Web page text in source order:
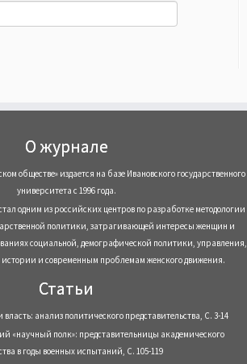
О журнале
обществе» издается на базе Ивановского государственного
университета с 1996 года.
одним из российских центров по разработке методологии
политики, затрагивающей интересы женщин и
социальной, демографической политики, управления,
и современным проблемам женского движения.
Статьи
анализ политического представительства, С. 3-14
«научный полк»: представительницы академического
в годы военных испытаний, С. 105-119